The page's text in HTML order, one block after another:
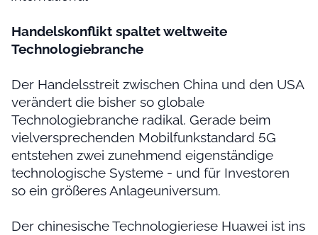
Handelskonflikt spaltet weltweite
Technologiebranche
Der Handelsstreit zwischen China und den USA
verändert die bisher so globale
Technologiebranche radikal. Gerade beim
vielversprechenden Mobilfunkstandard 5G
entstehen zwei zunehmend eigenständige
technologische Systeme - und für Investoren
so ein größeres Anlageuniversum.
Der chinesische Technologieriese Huawei ist ins